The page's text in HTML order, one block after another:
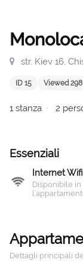
str. Kiev 16,
ID 15 Viewed 298
1 stanza 2
Essenziali
Internet Wifi
Disponibile in
Dettagli principali